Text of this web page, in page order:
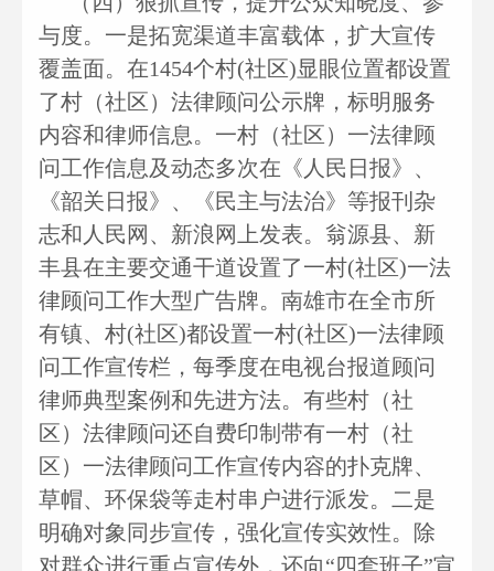
与度。一是拓宽渠道丰富载体，扩大宣传
覆盖面。在1454个村(社区)显眼位置都设置
了村（社区）法律顾问公示牌，标明服务
内容和律师信息。一村（社区）一法律顾
问工作信息及动态多次在《人民日报》、
《韶关日报》、《民主与法治》等报刊杂
志和人民网、新浪网上发表。翁源县、新
丰县在主要交通干道设置了一村(社区)一法
律顾问工作大型广告牌。南雄市在全市所
有镇、村(社区)都设置一村(社区)一法律顾
问工作宣传栏，每季度在电视台报道顾问
律师典型案例和先进方法。有些村（社
区）法律顾问还自费印制带有一村（社
区）一法律顾问工作宣传内容的扑克牌、
草帽、环保袋等走村串户进行派发。二是
明确对象同步宣传，强化宣传实效性。除
对群众进行重点宣传外，还向“四套班子”宣